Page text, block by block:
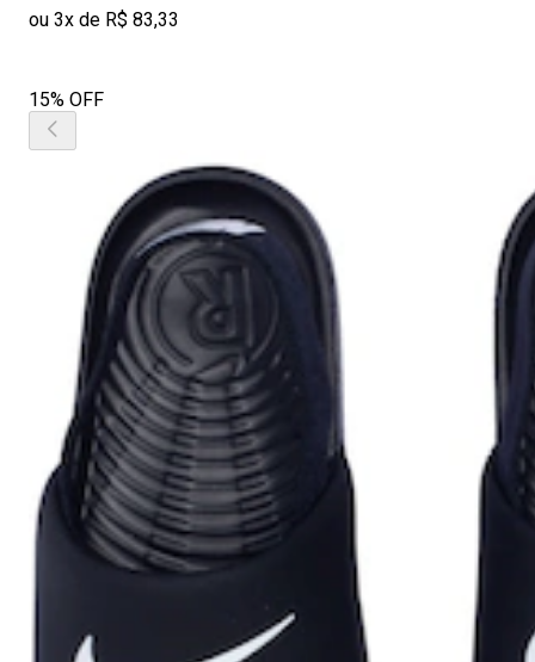
ou 3x de R$ 83,33
15% OFF